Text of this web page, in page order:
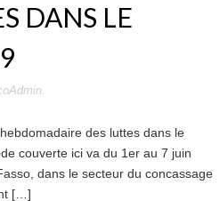
DANS LE
.
des luttes dans le
couverte ici va du 1er au 7 juin
dans le secteur du concassage
[…]